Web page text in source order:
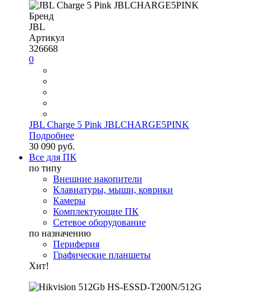
Бренд
JBL
Артикул
326668
0
JBL Charge 5 Pink JBLCHARGE5PINK
Подробнее
30 090 руб.
Все для ПК
по типу
Внешние накопители
Клавиатуры, мыши, коврики
Камеры
Комплектующие ПК
Сетевое оборудование
по назначению
Периферия
Графические планшеты
Хит!